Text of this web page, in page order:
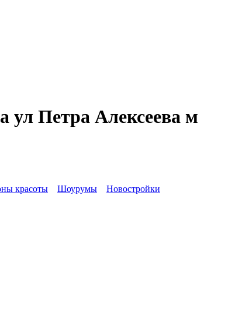
ул Петра Алексеева м
красоты Шоурумы
Новостройки